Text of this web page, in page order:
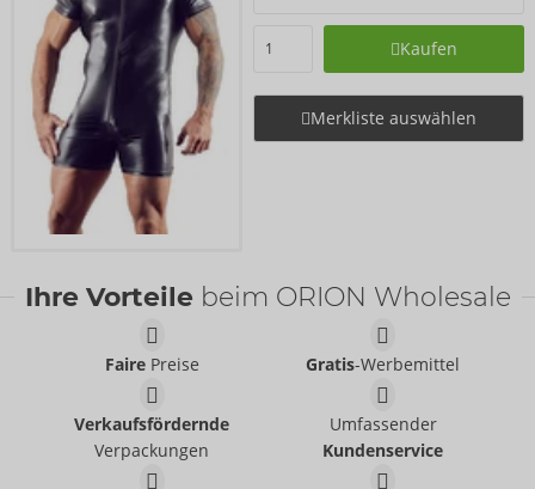
Kaufen
Merkliste auswählen
Ihre Vorteile beim ORION Wholesale
FairePreise Gratis-Werbemittel
Verkaufsfördernde
Verpackungen
Umfassender
Kundenservice